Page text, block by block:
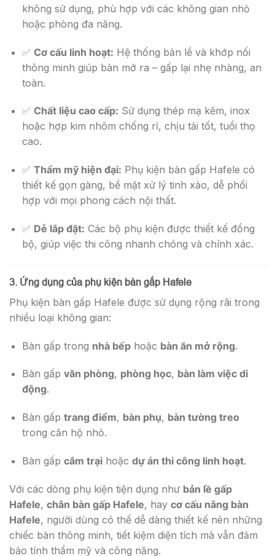
không sử dụng, phù hợp với các không gian nhỏ
hoặc phòng đa năng.
✅ Cơ cấu linh hoạt: Hệ thống bản lề và khớp nối
thông minh giúp bàn mở ra – gấp lại nhẹ nhàng, an
toàn.
✅ Chất liệu cao cấp: Sử dụng thép mạ kẽm, inox
hoặc hợp kim nhôm chống rỉ, chịu tải tốt, tuổi thọ
cao.
✅ Thẩm mỹ hiện đại: Phụ kiện bàn gấp Hafele có
thiết kế gọn gàng, bề mặt xử lý tinh xảo, dễ phối
hợp với mọi phong cách nội thất.
✅ Dễ lắp đặt: Các bộ phụ kiện được thiết kế đồng
bộ, giúp việc thi công nhanh chóng và chính xác.
3. Ứng dụng của phụ kiện bàn gấp Hafele
Phụ kiện bàn gấp Hafele được sử dụng rộng rãi trong
nhiều loại không gian:
Bàn gấp trong nhà bếphoặc bàn ăn mở rộng.
Bàn gấp văn phòng, phòng học, bàn làm việc di
động.
Bàn gấp trang điểm, bàn phụ, bàn tường treo
trong căn hộ nhỏ.
Bàn gấp cắm trạihoặc dự án thi công linh hoạt.
Với các dòng phụ kiện tiện dụng như bản lề gấp
Hafele, chân bàn gấp Hafele, hay cơ cấu nâng bàn
Hafele, người dùng có thể dễ dàng thiết kế nên những
chiếc bàn thông minh, tiết kiệm diện tích mà vẫn đảm
bảo tính thẩm mỹ và công năng.